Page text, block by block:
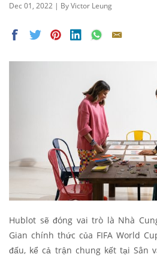
Dec 01, 2022 | By Victor Leung
Hublot sẽ đóng vai trò là Nhà
Gian chính thức của FIFA World
đấu, kể cả trận chung kết tại Sân